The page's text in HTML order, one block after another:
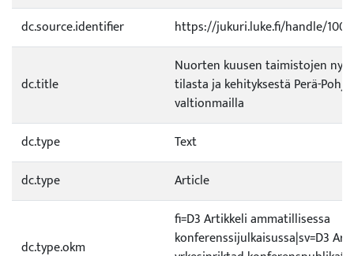
dc.source.identifier
https://jukuri.luke.fi/handle/
dc.title
Nuorten kuusen taimistojen
tilasta ja kehityksestä Perä-
valtionmailla
dc.type
Text
dc.type
Article
dc.type.okm
fi=D3 Artikkeli ammatillisessa
konferenssijulkaisussa|sv=D3